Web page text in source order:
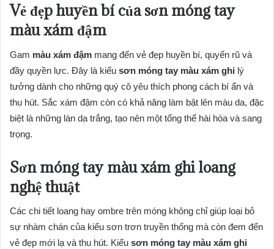
Vẻ đẹp huyền bí của sơn móng tay
màu xám đậm
Gam màu xám đậm mang đến vẻ đẹp huyền bí, quyến rũ và
đầy quyền lực. Đây là kiểu sơn móng tay màu xám ghi lý
tưởng dành cho những quý cô yêu thích phong cách bí ẩn và
thu hút. Sắc xám đậm còn có khả năng làm bật lên màu da, đặc
biệt là những làn da trắng, tạo nên một tổng thể hài hòa và sang
trọng.
Sơn móng tay màu xám ghi loang
nghệ thuật
Các chi tiết loang hay ombre trên móng không chỉ giúp loại bỏ
sự nhàm chán của kiểu sơn trơn truyền thống mà còn đem đến
vẻ đẹp mới lạ và thu hút. Kiểu sơn móng tay màu xám ghi